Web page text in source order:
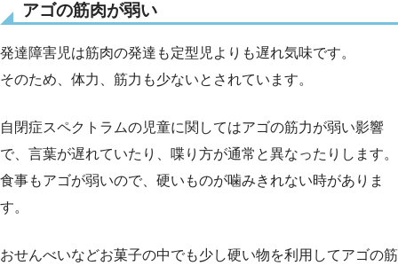
アゴの筋肉が弱い
発達障害児は筋肉の発達も定型児よりも遅れ気味です。
そのため、体力、筋力も少ないとされています。
自閉症スペクトラムの児童に関してはアゴの筋力が弱い影響
で、言葉が遅れていたり、喋り方が通常と異なったりします。
食事もアゴが弱いので、硬いものが噛みきれない時がありま
す。
おせんべいなどお菓子の中でも少し硬い物を利用してアゴの筋